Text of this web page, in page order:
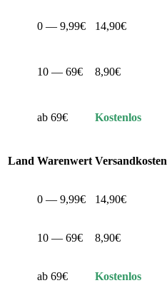
0 — 9,99€ 14,90€
10 — 69€ 8,90€
ab 69€ Kostenlos
Land Warenwert Versandkosten
0 — 9,99€ 14,90€
10 — 69€ 8,90€
ab 69€ Kostenlos